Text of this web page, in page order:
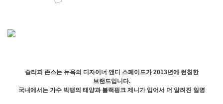
슬리피 존스는 뉴욕의 디자이너 앤디 스페이드가 2013년에 런칭한
브랜드입니다.
국내에서는 가수 빅뱅의 태양과 블랙핑크 제니가 입어서 더 알려진 일명